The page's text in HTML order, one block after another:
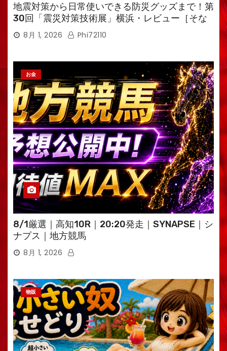
地震対策から日常使いできる防災グッズまで！第
30回「震災対策技術展」横浜・レビュー［そな
えるTV・高荷智也］
8月 1, 2026 Phi72110
お金
8/1厳選｜高知10R｜20:20発走｜SYNAPSE｜シ
ナプス｜地方競馬
8月 1, 2026
物販